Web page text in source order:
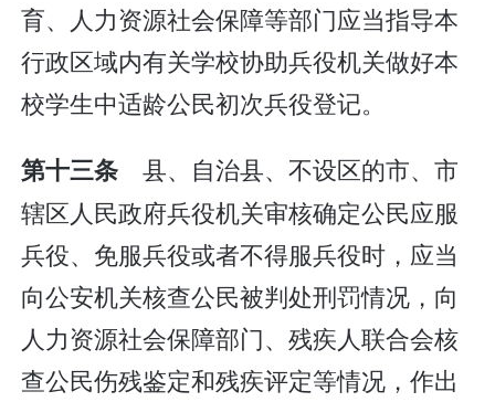
育、人力资源社会保障等部门应当指导本
行政区域内有关学校协助兵役机关做好本
校学生中适龄公民初次兵役登记。
第十三条县、自治县、不设区的市、市
辖区人民政府兵役机关审核确定公民应服
兵役、免服兵役或者不得服兵役时，应当
向公安机关核查公民被判处刑罚情况，向
人力资源社会保障部门、残疾人联合会核
查公民伤残鉴定和残疾评定等情况，作出